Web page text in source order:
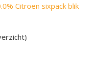
Citroen sixpack blik